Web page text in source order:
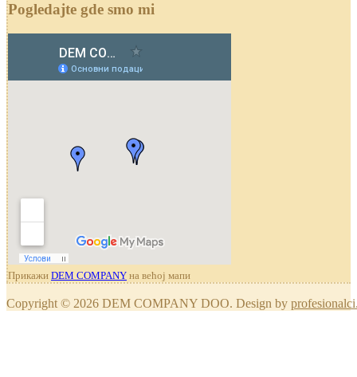
Pogledajte gde smo mi
Прикажи DEM COMPANY на већој мапи
Copyright © 2026 DEM COMPANY DOO. Design by